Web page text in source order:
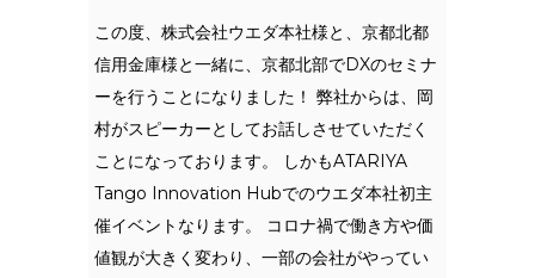
この度、株式会社ウエダ本社様と、京都北都
信用金庫様と一緒に、京都北部でDXのセミナ
ーを行うことになりました！ 弊社からは、岡
村がスピーカーとしてお話しさせていただく
ことになっております。 しかもATARIYA
Tango Innovation Hubでのウエダ本社初主
催イベントなります。 コロナ禍で働き方や価
値観が大きく変わり、一部の会社がやってい